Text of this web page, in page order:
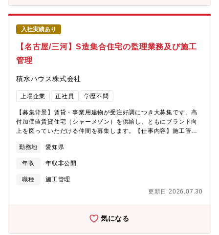
月程度用途割合：賃貸マンションをメインに介護施設・ホテル・
クリニック・オフィス・倉庫・商業施設等の特殊建築物・中高層
建築物※割合レジデンス６：非住宅４・エリア：名古屋メイン。
一部その他中部エリアの案件あり。・通勤手段：公共交通機関が
基本。一部社用車付与の場合は利用可。※私用車利用不可。※基
本的は直行直帰。公共交通機関。リース社用車を都度付与いたし
ます。【働き方】※平均残業時間25H程度。※休日は土日・祝日
勤頂き、支障のない平日に代休を取って頂きます。【施工体
制】・当社が元請、一次協力会社としてゼネコン・サブコンなど
複数社に発注を行い、総合的な企画・調整など全体を管理します
名程度で業務を担当いただきます。※建築規模が大きい場合、当
社社員1～2名、協力会社の方が4名程度のケースもあり。・積水ハ
ウス会施工に関わるグループ会社や協力工事店によって構成され
る「積水ハウス会」を組織し、施工技術の向上や労働環境の整備
原則4週8閉所としていますが、重要な工程の時は、土日祝日に出
きます【DX】・iPhone、iPadを一人一台付【WLBバランス実現
に向けた制度例】■勤務エリア継続制度①治療/②介護/③育児のい
されている」場合、会社より承認された期間、転居を必要とする
入社実績あり
【名古屋/三河】S造集合住宅の監理業務及び施工
管理
積水ハウス株式会社
上場企業 正社員 学歴不問
【募集背景】賃貸・事業用建物が受注好調につき大募集です。高
付加価値賃貸住宅（シャーメゾン）を供給し、ともにブランド向
上を図っていただける仲間を募集します。【仕事内容】施工管理
様対応、竣工検査等に従事いただきます。※分業化・システム化
により、原価管理はほとんど必要ありません。【担当物件につい
て】※エリアにより変動します。・担当物件数：常時5～10棟程
度、年間20棟程度 もしくは専任監督・平均受注金額：2～3億円
ー宅・店舗・事務所・クリニック併用共同住宅、非住宅：1～2
手段：公共交通機関が基本。一部社用車付与の場合は利用可。※
私用車利用不可。【業務形態について】・巡回型配置技術者や建
方施工を委託している積水ハウス建設グループを包括する業務と
勤務地 愛知県
年収 年収非公開
職種
施工管理
更新日 2026.07.30
気になる